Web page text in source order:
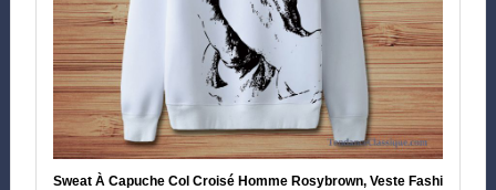
Sweat À Capuche Col Croisé Homme Rosybrown, Veste Fashion